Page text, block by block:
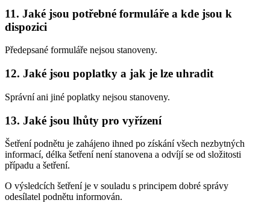
11. Jaké jsou potřebné formuláře a kde jsou k
dispozici
Předepsané formuláře nejsou stanoveny.
12. Jaké jsou poplatky a jak je lze uhradit
Správní ani jiné poplatky nejsou stanoveny.
13. Jaké jsou lhůty pro vyřízení
Šetření podnětu je zahájeno ihned po získání všech nezbytných
informací, délka šetření není stanovena a odvíjí se od složitosti
případu a šetření.
O výsledcích šetření je v souladu s principem dobré správy
odesílatel podnětu informován.